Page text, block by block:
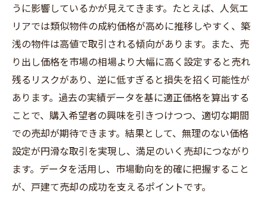
うに影響しているかが見えてきます。たとえば、人気エ
リアでは類似物件の成約価格が高めに推移しやすく、築
浅の物件は高値で取引される傾向があります。また、売
り出し価格を市場の相場より大幅に高く設定すると売れ
残るリスクがあり、逆に低すぎると損失を招く可能性が
あります。過去の実績データを基に適正価格を算出する
ことで、購入希望者の興味を引きつけつつ、適切な期間
での売却が期待できます。結果として、無理のない価格
設定が円滑な取引を実現し、満足のいく売却につながり
ます。データを活用し、市場動向を的確に把握すること
が、戸建て売却の成功を支えるポイントです。